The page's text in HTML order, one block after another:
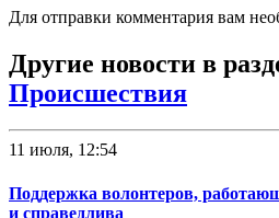
Для отправки комментария вам
Другие новости в
Происшествия
11 июля, 12:54
Поддержка волонтеров,
и справедлива